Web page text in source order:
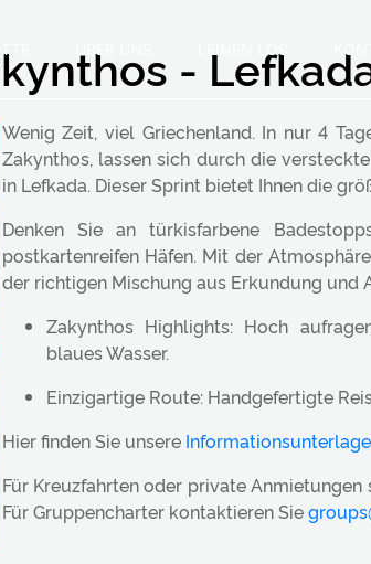
-
Wenig Zeit, viel Griechenland. In nur 4
Zakynthos, lassen sich durch die
in Lefkada. Dieser Sprint bietet Ihnen die
Denken Sie an türkisfarbene
postkartenreifen Häfen. Mit der
der richtigen Mischung aus Erkundung und
Zakynthos Highlights: Hoch
blaues Wasser.
Einzigartige Route: Handgefertigte
Hier finden Sie unsere
Für Kreuzfahrten oder private Anmietungen
Für Gruppencharter kontaktieren Sie